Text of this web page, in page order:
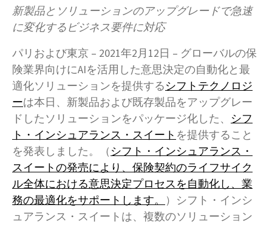
新製品とソリューションのアップグレードで急速
に変化するビジネス要件に対応
パリおよび東京 – 2021年2月12日 – グローバルの保
険業界向けにAIを活用した意思決定の自動化と最
適化ソリューションを提供するシフトテクノロジ
ーは本日、新製品および既存製品をアップグレー
ドしたソリューションをパッケージ化した、 シフ
ト・インシュアランス・スイートを提供すること
を発表しました。（シフト・インシュアランス・
スイートの発売により、保険契約のライフサイク
ル全体における意思決定プロセスを自動化し、業
務の最適化をサポートします。）シフト・インシ
ュアランス・スイートは、複数のソリューション